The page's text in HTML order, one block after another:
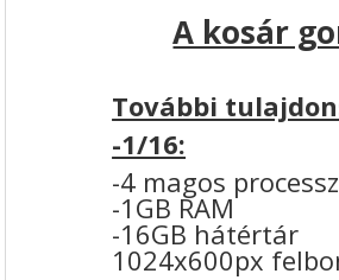
A kosár
További
-1/16:
-4 magos
-1GB RAM
-16GB hátértár
1024x600px